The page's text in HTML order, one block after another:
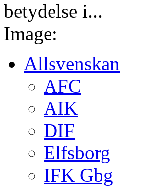
betydelse i...
Image:
Allsvenskan
AFC
AIK
DIF
Elfsborg
IFK Gbg